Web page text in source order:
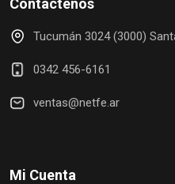
Contáctenos
Tucumán 3024 (3000)
0342 456-6161
ventas@netfe.ar
Mi Cuenta